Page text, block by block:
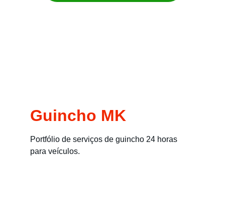
Guincho MK
Portfólio de serviços de guincho 24 horas
para veículos.